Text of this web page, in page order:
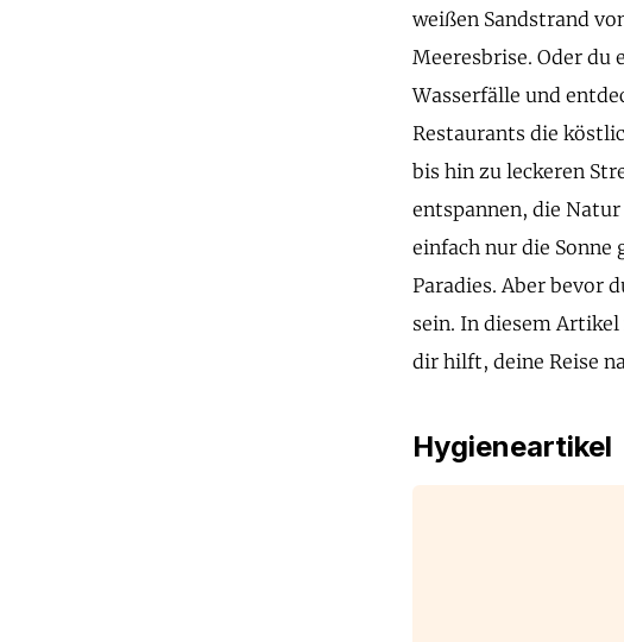
weißen Sandstrand
Meeresbrise. Oder du
Wasserfälle und
Restaurants die
bis hin zu leckeren
entspannen, die
einfach nur die
Paradies. Aber bevor
sein. In diesem
dir hilft, deine Reise
Hygieneartikel